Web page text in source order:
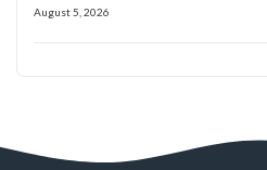
August 5, 2026